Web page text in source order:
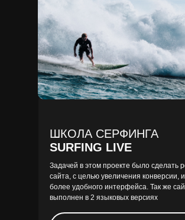
А РАЗРАБАТЫВАЮ
ИНСТРУМЕНТ
ДЛЯ ВАШЕГО
Конечно сайт должен выглядеть
чтобы он был эффективным
ШКОЛА СЕРФИНГА
SURFING LIVE
Задачей в этом проекте было сделать
сайта, с целью увеличения конверсии,
более удобного интерфейса. Так же
выполнен в 2 языковых версиях